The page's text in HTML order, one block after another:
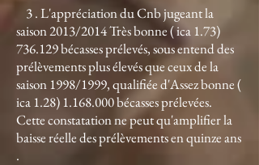
3 . L'appréciation du Cnb jugeant la
saison 2013/2014 Très bonne ( ica 1.73)
736.129bécasses prélevés, sous entend des
prélèvements plus élevés que ceux de la
saison 1998/1999, qualifiée d'Assez bonne (
ica1.28) 1.168.000bécasses prélevées.
Cette constatation ne peut qu'amplifier la
baisse réelle des prélèvements en quinze ans
.